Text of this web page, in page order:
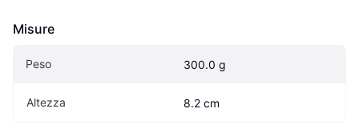
Misure
Peso 300.0 g
Altezza 8.2 cm